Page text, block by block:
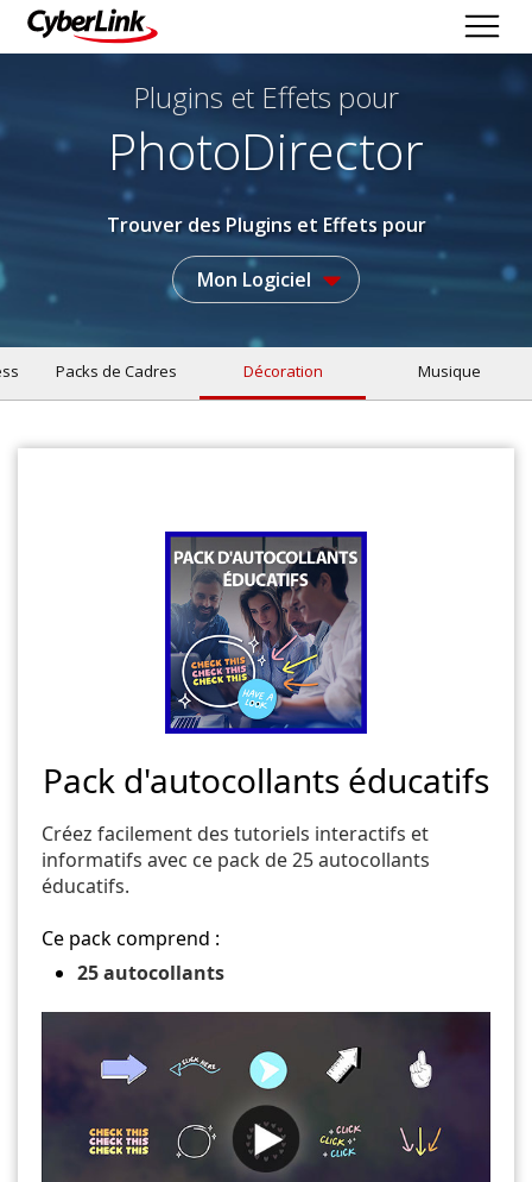
Plugins et Effets pour
PhotoDirector
Trouver des Plugins et Effets pour
Mon Logiciel
Packs de Cadres Décoration Musique
Pack d'autocollants éducatifs
Créez facilement des tutoriels interactifs et
informatifs avec ce pack de 25 autocollants
éducatifs.
Ce pack comprend :
25 autocollants